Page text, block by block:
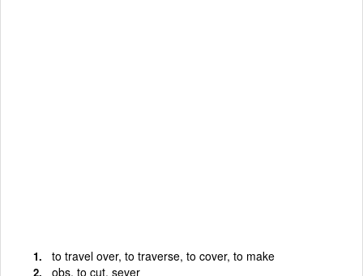
to travel over, to traverse, to cover, to make
obs. to cut, sever